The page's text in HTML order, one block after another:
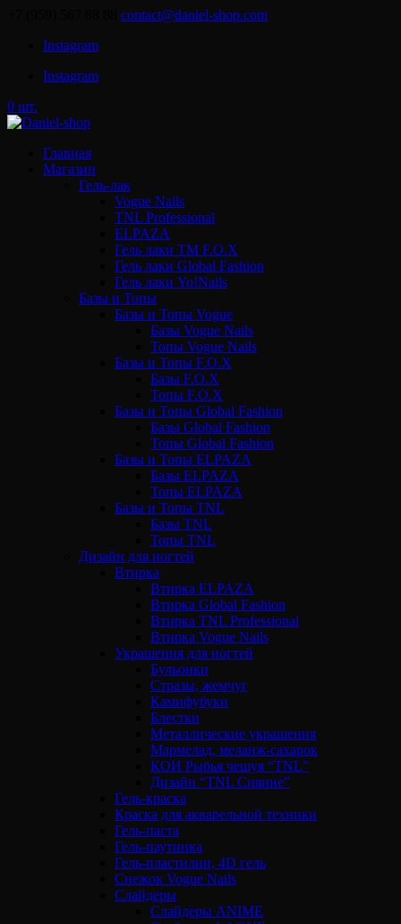
contact@daniel-shop.com
Instagram
Instagram
0 шт.
Главная
Магазин
Гель-лак
Vogue Nails
TNL Professional
ELPAZA
Гель лаки ТМ F.O.X
Гель лаки Global Fashion
Гель лаки Yo!Nails
Базы и Топы
Базы и Топы Vogue
Базы Vogue Nails
Топы Vogue Nails
Базы и Топы F.O.X
Базы F.O.X
Топы F.O.X
Базы и Топы Global Fashion
Базы Global Fashion
Топы Global Fashion
Базы и Топы ELPAZA
Базы ELPAZA
Топы ELPAZA
Базы и Топы TNL
Базы TNL
Топы TNL
Дизайн для ногтей
Втирка
Втирка ELPAZA
Втирка Global Fashion
Втирка TNL Professional
Втирка Vogue Nails
Украшения для ногтей
Бульонки
Стразы, жемчуг
Камифубуки
Блестки
Металлические украшения
Мармелад, меланж-сахарок
КОИ Рыбья чешуя “TNL”
Дизайн “TNL Сияние”
Гель-краска
Краска для акварельной техники
Гель-паста
Гель-паутинка
Гель-пластилин, 4D гель
Снежок Vogue Nails
Слайдеры
Слайдеры ANIME